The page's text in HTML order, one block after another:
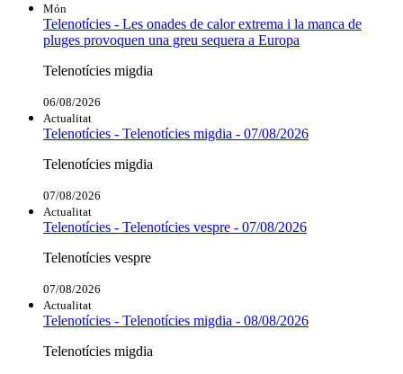
Món
Telenotícies - Les onades de calor extrema i la manca de
pluges provoquen una greu sequera a Europa
Telenotícies migdia
06/08/2026
Actualitat
Telenotícies - Telenotícies migdia - 07/08/2026
Telenotícies migdia
07/08/2026
Actualitat
Telenotícies - Telenotícies vespre - 07/08/2026
Telenotícies vespre
07/08/2026
Actualitat
Telenotícies - Telenotícies migdia - 08/08/2026
Telenotícies migdia